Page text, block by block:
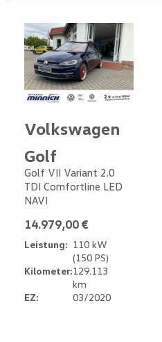
Volkswagen
Golf
Golf VII Variant 2.0
TDI Comfortline LED
NAVI
14.979,00 €
Leistung: 110 kW
(150 PS)
Kilometer:129.113
km
EZ:
03/2020